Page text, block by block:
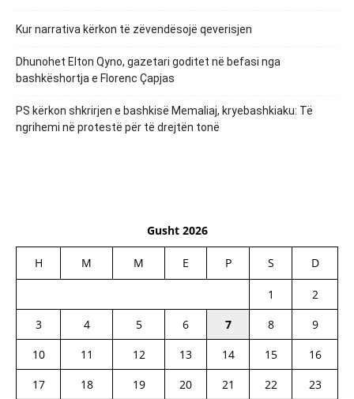
Kur narrativa kërkon të zëvendësojë qeverisjen
Dhunohet Elton Qyno, gazetari goditet në befasi nga
bashkëshortja e Florenc Çapjas
PS kërkon shkrirjen e bashkisë Memaliaj, kryebashkiaku: Të
ngrihemi në protestë për të drejtën tonë
Gusht 2026
H M M E P S D
1
2
3
4 5 6 7 8
9
10
11 12 13 14 15
16
17
18 19 20 21 22
23